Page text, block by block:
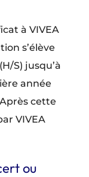
à VIVEA
s’élève
S) jusqu’à
année
cette
VIVEA
ou